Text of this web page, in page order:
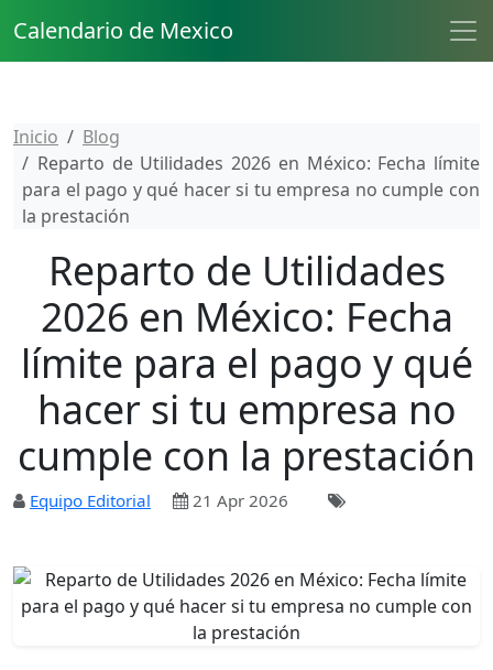
Calendario de Mexico
Inicio
Blog
Reparto de Utilidades 2026 en México: Fecha límite
para el pago y qué hacer si tu empresa no cumple con
la prestación
Reparto de Utilidades
2026 en México: Fecha
límite para el pago y qué
hacer si tu empresa no
cumple con la prestación
Equipo Editorial 21 Apr 2026